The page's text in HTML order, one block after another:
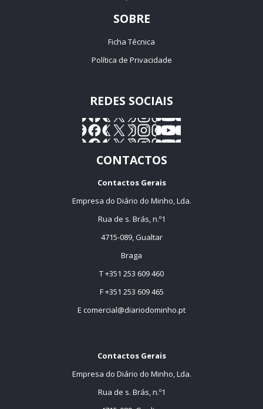
SOBRE
Ficha Técnica
Política de Privacidade
REDES SOCIAIS
CONTACTOS
Contactos Gerais
Empresa do Diário do Minho, Lda.
Rua de s. Brás, n.º1
4715-089, Gualtar
Braga
T +351 253 609 460
F +351 253 609 465
E comercial@diariodominho.pt
Contactos Gerais
Empresa do Diário do Minho, Lda.
Rua de s. Brás, n.º1